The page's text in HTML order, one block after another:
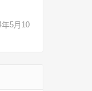
年5月10